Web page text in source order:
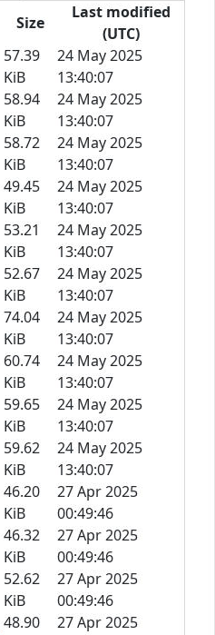
Size
Last modified
(UTC)
57.39
KiB
24 May 2025
13:40:07
58.94
KiB
24 May 2025
13:40:07
58.72
KiB
24 May 2025
13:40:07
49.45
KiB
24 May 2025
13:40:07
53.21
KiB
24 May 2025
13:40:07
52.67
KiB
24 May 2025
13:40:07
74.04
KiB
24 May 2025
13:40:07
60.74
KiB
24 May 2025
13:40:07
59.65
KiB
24 May 2025
13:40:07
59.62
KiB
24 May 2025
13:40:07
46.20
KiB
27 Apr 2025
00:49:46
46.32
KiB
27 Apr 2025
00:49:46
52.62
KiB
27 Apr 2025
00:49:46
48.90
27 Apr 2025